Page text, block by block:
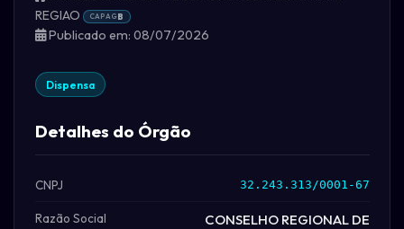
REGIAO
CAPAGB
Publicado em: 08/07/2026
Dispensa
Detalhes do Órgão
CNPJ 32.243.313/0001-67
Razão Social
CONSELHO REGIONAL DE